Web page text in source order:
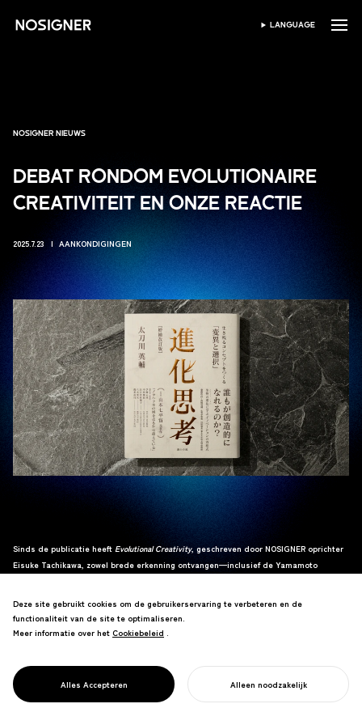
HOME SELECTEER TAAL
LANGUAGE
NOSIGNER NIEUWS
DEBAT RONDOM EVOLUTIONAIRE
CREATIVITEIT EN ONZE REACTIE
2025.7.23 AANKONDIGINGEN
Sinds de publicatie heeft Evolutional Creativity, geschreven door NOSIGNER oprichter
Eisuke Tachikawa, zowel brede erkenning ontvangen—inclusief de Yamamoto
Hoewel sommige van de kritieken belangrijke punten aanbrachten die oprechte
om te reageren.
Deze site gebruikt cookies om de gebruikerservaring te verbeteren en de
functionaliteit van de site te optimaliseren.
Meer informatie over het Cookiebeleid
Cookiebeleid .
Alles Accepteren Alleen noodzakelijk